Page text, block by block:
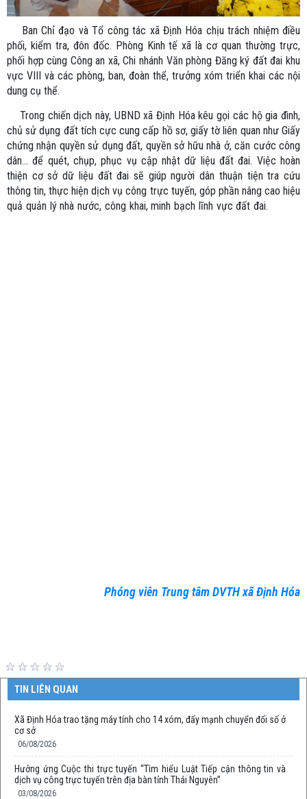
Ban Chỉ đạo và Tổ công tác xã Định Hóa chịu trách nhiệm điều
phối, kiểm tra, đôn đốc. Phòng Kinh tế xã là cơ quan thường trực,
phối hợp cùng Công an xã, Chi nhánh Văn phòng Đăng ký đất đai khu
vực VIII và các phòng, ban, đoàn thể, trưởng xóm triển khai các nội
dung cụ thể.
Trong chiến dịch này, UBND xã Định Hóa kêu gọi các hộ gia đình,
chủ sử dụng đất tích cực cung cấp hồ sơ, giấy tờ liên quan như Giấy
chứng nhận quyền sử dụng đất, quyền sở hữu nhà ở, căn cước công
dân… để quét, chụp, phục vụ cập nhật dữ liệu đất đai. Việc hoàn
thiện cơ sở dữ liệu đất đai sẽ giúp người dân thuận tiện tra cứu
thông tin, thực hiện dịch vụ công trực tuyến, góp phần nâng cao hiệu
quả quản lý nhà nước, công khai, minh bạch lĩnh vực đất đai.
Phóng viên Trung tâm DVTH xã Định Hóa
TIN LIÊN QUAN
Xã Định Hóa trao tặng máy tính cho 14 xóm, đẩy mạnh chuyển đổi số ở
cơ sở
06/08/2026
Hưởng ứng Cuộc thi trực tuyến “Tìm hiểu Luật Tiếp cận thông tin và
dịch vụ công trực tuyến trên địa bàn tỉnh Thái Nguyên”
03/08/2026